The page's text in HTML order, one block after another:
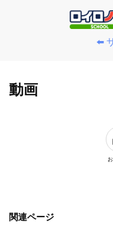
⬅️
動画
関連ページ